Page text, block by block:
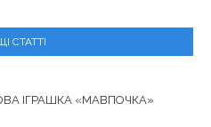
СТАТТІ
ІГРАШКА «МАВПОЧКА»